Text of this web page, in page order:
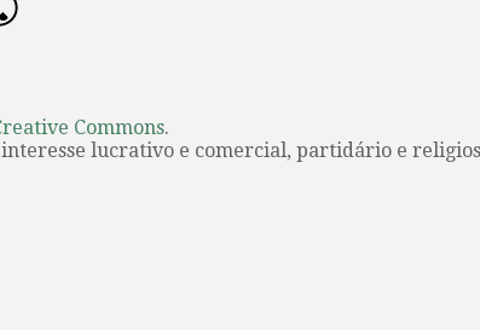
Commons.
lucrativo e comercial, partidário e